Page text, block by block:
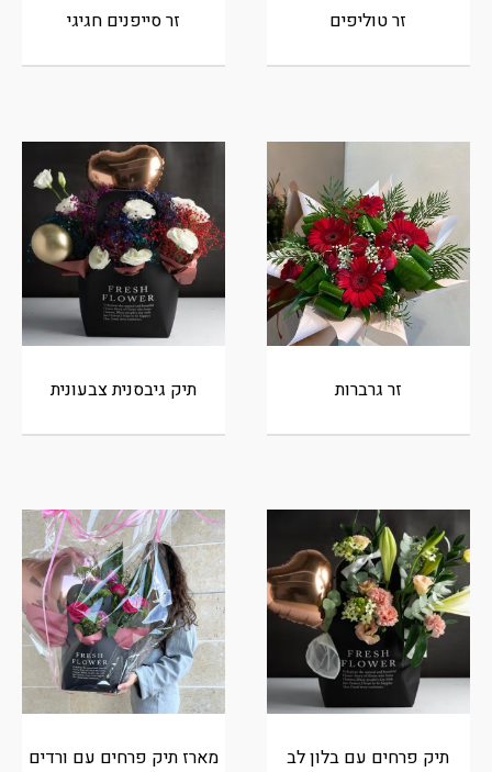
זר טוליפים זר סייפנים חגיגי
זר גרברות תיק גיבסנית צבעונית
תיק פרחים עם בלון לב מארז תיק פרחים עם ורדים